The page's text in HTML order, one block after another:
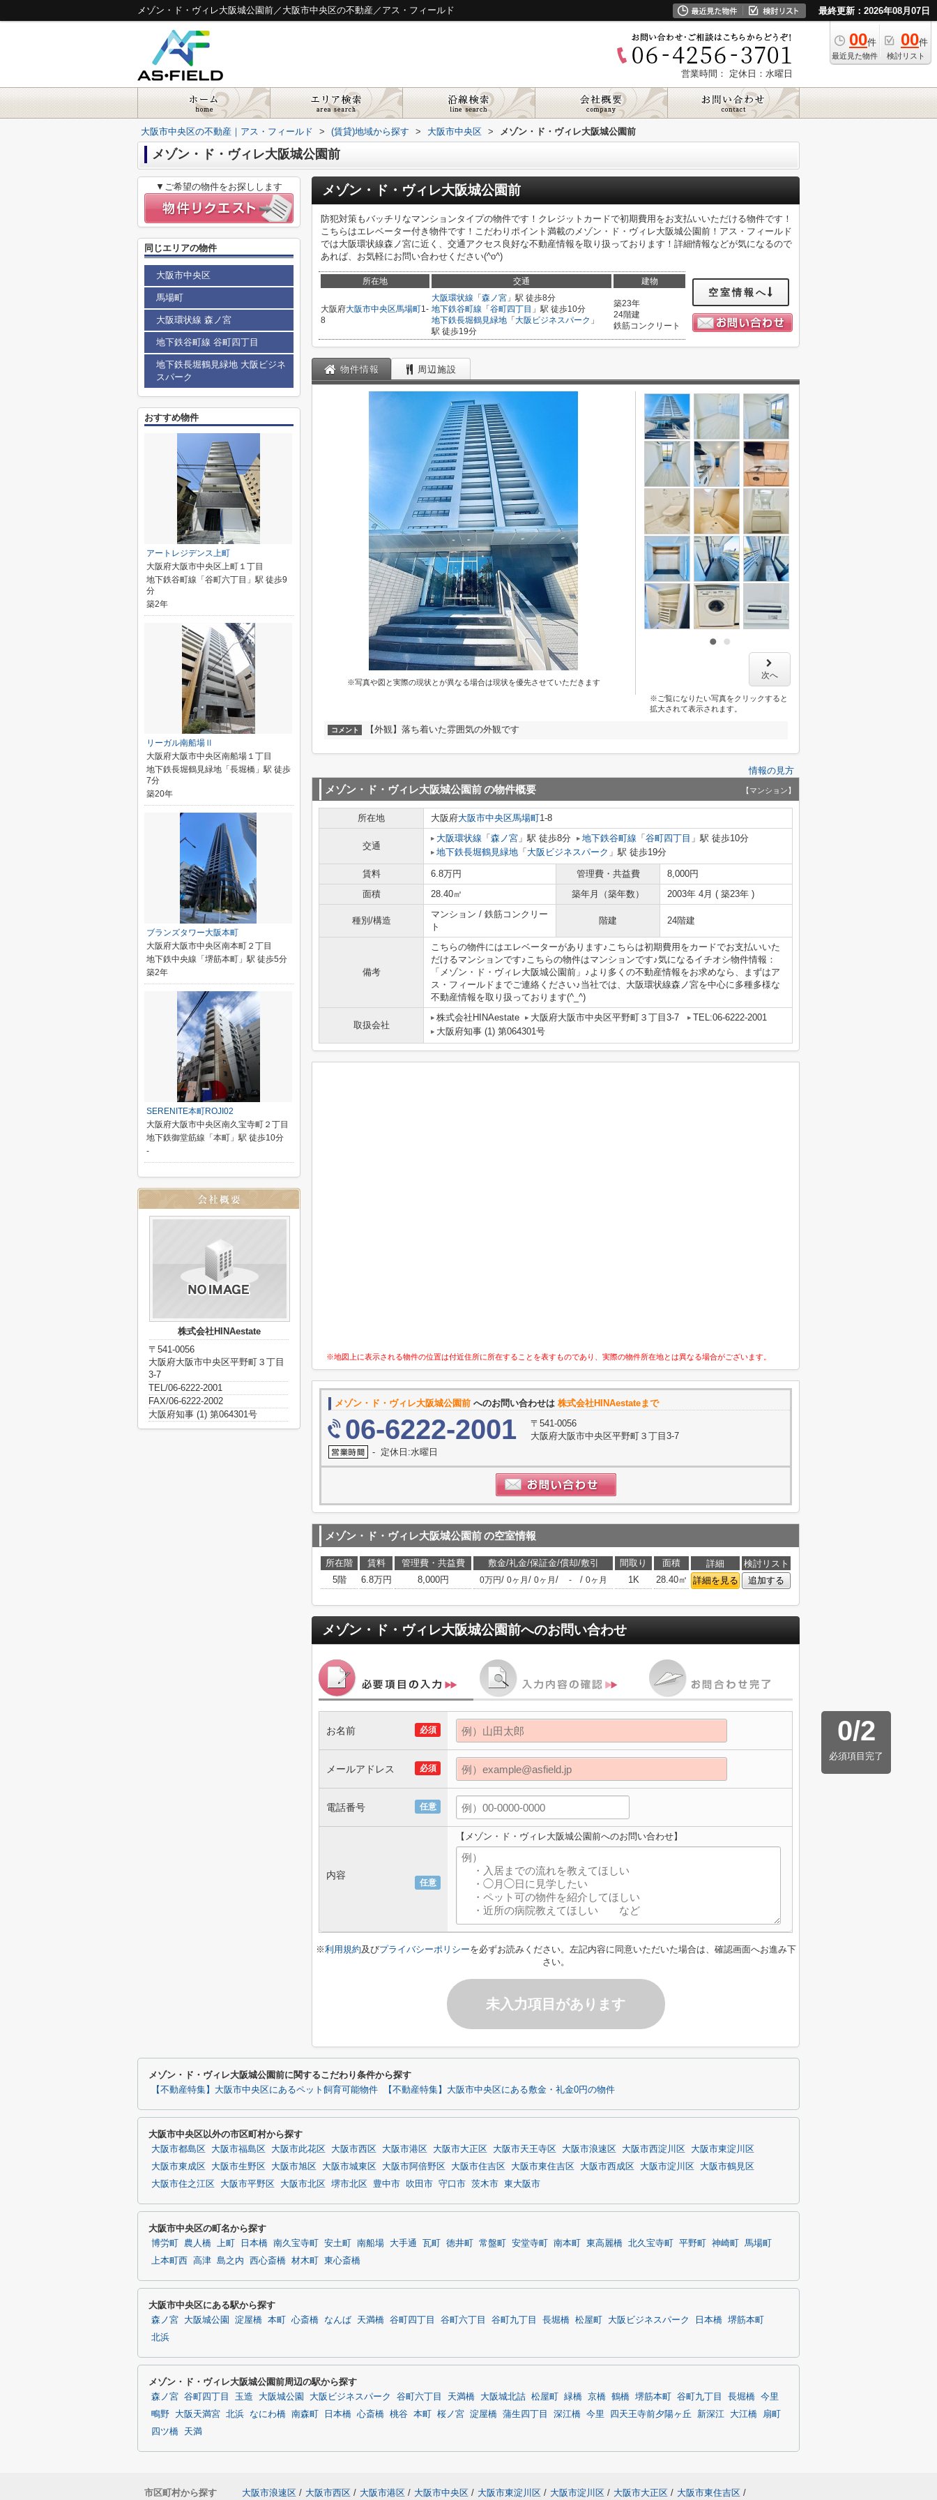
メゾン・ド・ヴィレ大阪城公園前／大阪市中央区の不動産／アス・フィールド 最終更新：2026年08月07日
00件
最近見た物件
00件
検討リスト
営業時間： 定休日：水曜日
大阪市中央区の不動産｜アス・フィールド > (賃貸)地域から探す > 大阪市中央区 > メゾン・ド・ヴィレ大阪城公園前
メゾン・ド・ヴィレ大阪城公園前
メゾン・ド・ヴィレ大阪城公園前
防犯対策もバッチリなマンションタイプの物件です！クレジットカードで初期費用をお支払いいただける物件です！
こちらはエレベーター付き物件です！こだわりポイント満載のメゾン・ド・ヴィレ大阪城公園前！アス・フィールド
では大阪環状線森ノ宮に近く、交通アクセス良好な不動産情報を取り扱っております！詳細情報などが気になるので
あれば、お気軽にお問い合わせください(^o^)
所在地 交通 建物
大阪府大阪市中央区馬場町1-
8
大阪環状線 「 森ノ宮 」駅 徒歩8分
地下鉄谷町線 「 谷町四丁目 」駅 徒歩10分
地下鉄長堀鶴見緑地 「 大阪ビジネスパーク 」
駅 徒歩19分
築23年
24階建
鉄筋コンクリート
空室情報へ
物件情報 周辺施設
※写真や図と実際の現状とが異なる場合は現状を優先させていただきます
次へ
※ご覧になりたい写真をクリックすると
拡大されて表示されます。
コメント 【外観】落ち着いた雰囲気の外観です
情報の見方
メゾン・ド・ヴィレ大阪城公園前の物件概要 【マンション】
所在地 大阪府大阪市中央区馬場町1-8
交通
大阪環状線 「 森ノ宮 」駅 徒歩8分 地下鉄谷町線 「 谷町四丁目 」駅 徒歩10分
地下鉄長堀鶴見緑地 「 大阪ビジネスパーク 」駅 徒歩19分
賃料 6.8万円 管理費・共益費
8,000円
面積
28.40㎡ 築年月（築年数） 2003年 4月 ( 築23年 )
種別/構造
マンション / 鉄筋コンクリー
ト
階建 24階建
備考
こちらの物件にはエレベーターがあります♪こちらは初期費用をカードでお支払いいた
だけるマンションです♪こちらの物件はマンションです♪気になるイチオシ物件情報：
「メゾン・ド・ヴィレ大阪城公園前」♪より多くの不動産情報をお求めなら、まずはア
ス・フィールドまでご連絡ください♪当社では、大阪環状線森ノ宮を中心に多種多様な
不動産情報を取り扱っております(^_^)
取扱会社
株式会社HINAestate 大阪府大阪市中央区平野町３丁目3-7
TEL:06-6222-2001
大阪府知事 (1) 第064301号
※地図上に表示される物件の位置は付近住所に所在することを表すものであり、実際の物件所在地とは異なる場合がございます。
メゾン・ド・ヴィレ大阪城公園前 へのお問い合わせは 株式会社HINAestateまで
06-6222-2001
〒541-0056
大阪府大阪市中央区平野町３丁目3-7
- 定休日:水曜日
メゾン・ド・ヴィレ大阪城公園前の空室情報
所在階 賃料 管理費・共益費 敷金/礼金/保証金/償却/敷引 間取り 面積 詳細
検討リスト
5階
6.8万円 8,000円 0万円/ 0ヶ月 / 0ヶ月 / - / 0ヶ月 1K 28.40㎡ 詳細を見る 追加する
メゾン・ド・ヴィレ大阪城公園前へのお問い合わせ
0/2
必須項目完了
必須
お名前
必須
メールアドレス
任意
電話番号
任意
内容
【メゾン・ド・ヴィレ大阪城公園前へのお問い合わせ】
※利用規約及びプライバシーポリシーを必ずお読みください。左記内容に同意いただいた場合は、確認画面へお進み下
さい。
未入力項目があります
▼ご希望の物件をお探しします
同じエリアの物件
大阪市中央区
馬場町
大阪環状線 森ノ宮
地下鉄谷町線 谷町四丁目
地下鉄長堀鶴見緑地 大阪ビジネ
スパーク
おすすめ物件
アートレジデンス上町
大阪府大阪市中央区上町１丁目
地下鉄谷町線「谷町六丁目」駅 徒歩9
分
築2年
リーガル南船場Ⅱ
大阪府大阪市中央区南船場１丁目
地下鉄長堀鶴見緑地「長堀橋」駅 徒歩
7分
築20年
ブランズタワー大阪本町
大阪府大阪市中央区南本町２丁目
地下鉄中央線「堺筋本町」駅 徒歩5分
築2年
SERENITE本町ROJI02
大阪府大阪市中央区南久宝寺町２丁目
地下鉄御堂筋線「本町」駅 徒歩10分
-
株式会社HINAestate
〒541-0056
大阪府大阪市中央区平野町３丁目
3-7
TEL/06-6222-2001
FAX/06-6222-2002
大阪府知事 (1) 第064301号
メゾン・ド・ヴィレ大阪城公園前に関するこだわり条件から探す
【不動産特集】大阪市中央区にあるペット飼育可能物件 【不動産特集】大阪市中央区にある敷金・礼金0円の物件
大阪市中央区以外の市区町村から探す
大阪市都島区 大阪市福島区 大阪市此花区 大阪市西区 大阪市港区 大阪市大正区 大阪市天王寺区 大阪市浪速区 大阪市西淀川区
大阪市東淀川区
大阪市東成区
大阪市生野区 大阪市旭区 大阪市城東区 大阪市阿倍野区 大阪市住吉区 大阪市東住吉区 大阪市西成区 大阪市淀川区
大阪市鶴見区
大阪市住之江区
大阪市平野区 大阪市北区 堺市北区 豊中市 吹田市 守口市 茨木市 東大阪市
大阪市中央区の町名から探す
博労町 農人橋 上町 日本橋 南久宝寺町 安土町 南船場 大手通 瓦町 徳井町 常盤町 安堂寺町 南本町 東高麗橋 北久宝寺町 平野町 神崎町
馬場町
上本町西
高津 島之内 西心斎橋 材木町 東心斎橋
大阪市中央区にある駅から探す
森ノ宮 大阪城公園 淀屋橋 本町 心斎橋 なんば 天満橋 谷町四丁目 谷町六丁目 谷町九丁目 長堀橋 松屋町 大阪ビジネスパーク 日本橋 堺筋本町
北浜
メゾン・ド・ヴィレ大阪城公園前周辺の駅から探す
森ノ宮 谷町四丁目 玉造 大阪城公園 大阪ビジネスパーク 谷町六丁目 天満橋 大阪城北詰 松屋町 緑橋 京橋 鶴橋 堺筋本町 谷町九丁目 長堀橋 今里
鴫野
大阪天満宮 北浜 なにわ橋 南森町 日本橋 心斎橋 桃谷 本町 桜ノ宮 淀屋橋 蒲生四丁目 深江橋 今里 四天王寺前夕陽ヶ丘 新深江 大江橋
扇町
四ツ橋
天満
市区町村から探す 大阪市浪速区 / 大阪市西区 / 大阪市港区 / 大阪市中央区 / 大阪市東淀川区 / 大阪市淀川区 / 大阪市大正区 / 大阪市東住吉区 /